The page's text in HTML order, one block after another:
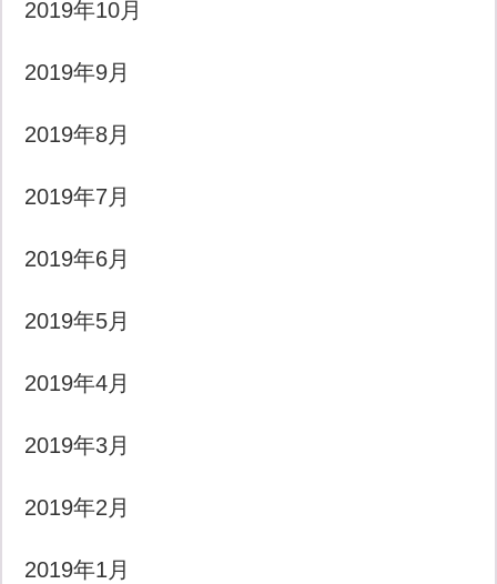
2019年10月
2019年9月
2019年8月
2019年7月
2019年6月
2019年5月
2019年4月
2019年3月
2019年2月
2019年1月